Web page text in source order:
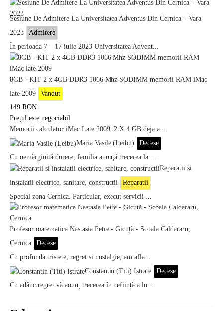
Sesiune De Admitere La Universitatea Adventus Din Cernica – Vara
2023
Admitere
În perioada 7 – 17 iulie 2023 Universitatea Advent...
8GB - KIT 2 x 4GB DDR3 1066 Mhz SODIMM memorii RAM iMac
late 2009
Vandut
149 RON
Prețul este negociabil
Memorii calculator iMac Late 2009. 2 X 4 GB deja a...
Maria Vasile (Leibu)
Decese
Cu nemărginită durere, familia anunţă trecerea la ...
Reparatii si
instalatii electrice, sanitare, constructii
Reparatii
Special zona Cernica. Particular, execut servicii ...
Profesor matematica Nastasia Petre - Gicuță - Scoala Caldararu,
Cernica
Decese
Cu profunda tristete, regret si nostalgie, am afla...
Constantin (Titi) Istrate
Decese
Cu adânc regret vă anunț trecerea în neființă a lu...